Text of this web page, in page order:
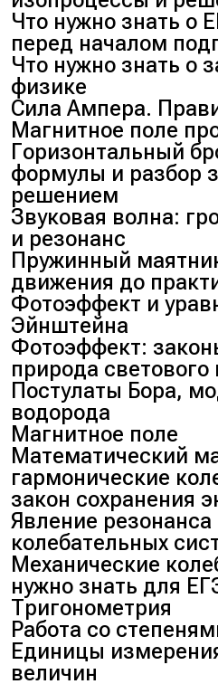
Что нужно знать о
перед началом
Что нужно знать о
физике
Сила Ампера.
Магнитное поле
Горизонтальный
формулы и разбор
решением
Звуковая волна:
и резонанс
Пружинный
движения до
Фотоэффект и
Эйнштейна
Фотоэффект:
природа светового
Постулаты Бора,
водорода
Магнитное поле
Математический
гармонические
закон сохранения
Явление
колебательных
Механические
нужно знать для
Тригонометрия
Работа со
Единицы
величин